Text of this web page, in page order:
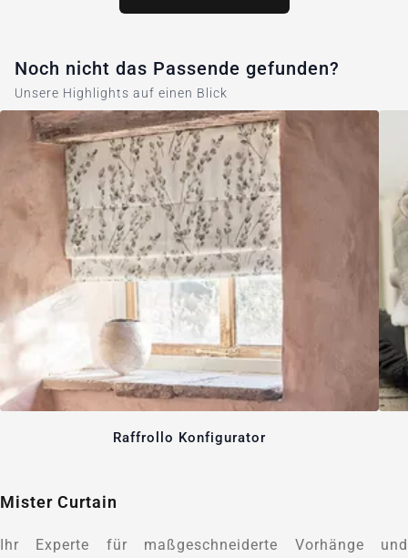
Noch nicht das Passende gefunden?
Unsere Highlights auf einen Blick
Raffrollo Konfigurator
Mister Curtain
Ihr Experte für maßgeschneiderte Vorhänge und